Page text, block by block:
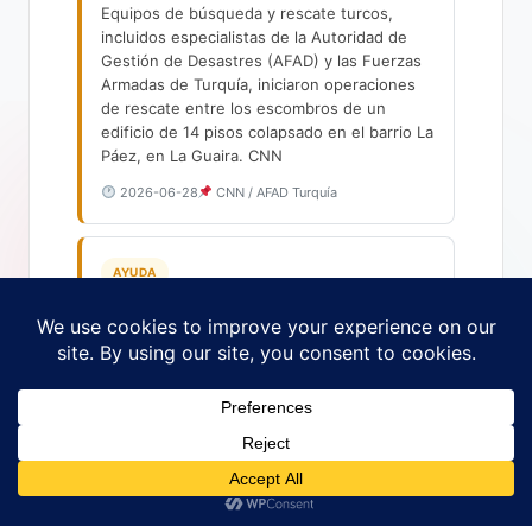
Equipos de búsqueda y rescate turcos,
incluidos especialistas de la Autoridad de
Gestión de Desastres (AFAD) y las Fuerzas
Armadas de Turquía, iniciaron operaciones
de rescate entre los escombros de un
edificio de 14 pisos colapsado en el barrio La
Páez, en La Guaira. CNN
2026-06-28 CNN / AFAD Turquía
AYUDA
137 perros en Venezuela
El presidente de la Asamblea Nacional,
Jorge Rodríguez, reportó que 2.624
rescatistas y 137 perros de búsqueda
llegaron al país para ayudar en las tareas a
las unidades locales. CNN Procedentes de
más de 20 países.